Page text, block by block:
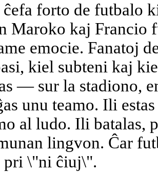
ĉefa forto de futbalo
Maroko kaj Francio
emocie. Fanatoj
kiel subteni kaj
— sur la stadiono,
unu teamo. Ili
al ludo. Ili batalas,
lingvon. Ĉar
\"ni ĉiuj\".